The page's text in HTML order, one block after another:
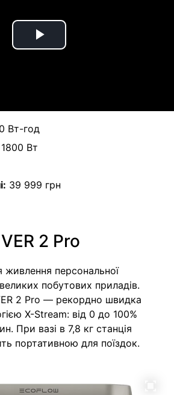
Play
Вт-год
1800 Вт
39 999 грн
2 Pro
живлення персональної
побутових приладів.
2 Pro — рекордно швидка
X-Stream: від 0 до 100%
При вазі в 7,8 кг станція
портативною для поїздок.